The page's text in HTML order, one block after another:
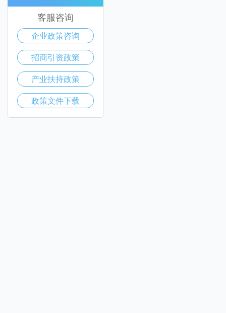
客服咨询
企业政策咨询
招商引资政策
产业扶持政策
政策文件下载